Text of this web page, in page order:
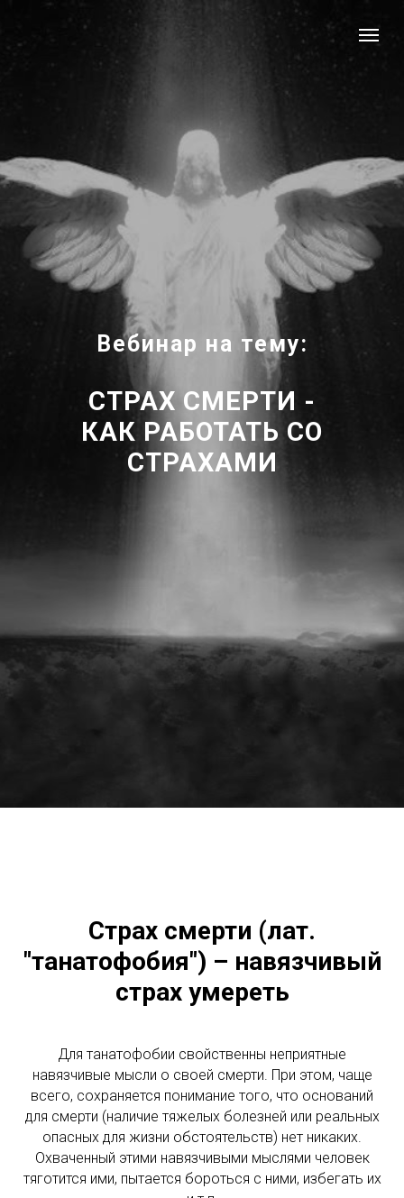
СТРАХ СМЕРТИ -
КАК РАБОТАТЬ СО
СТРАХАМИ
Вебинар на тему:
Страх смерти (лат.
"танатофобия") – навязчивый
страх умереть
Для танатофобии свойственны неприятные
навязчивые мысли о своей смерти. При этом, чаще
всего, сохраняется понимание того, что оснований
для смерти (наличие тяжелых болезней или реальных
опасных для жизни обстоятельств) нет никаких.
Охваченный этими навязчивыми мыслями человек
тяготится ими, пытается бороться с ними, избегать их